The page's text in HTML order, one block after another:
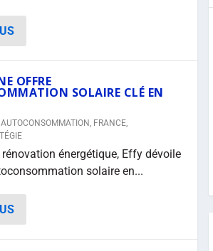
OFFRE
SOLAIRE CLÉ EN
AUTOCONSOMMATION, FRANCE,
énergétique, Effy dévoile
solaire en...